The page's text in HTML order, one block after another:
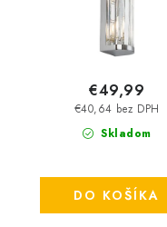
Skladom
€40,64 bez DPH
€49,99
DO KOŠÍKA